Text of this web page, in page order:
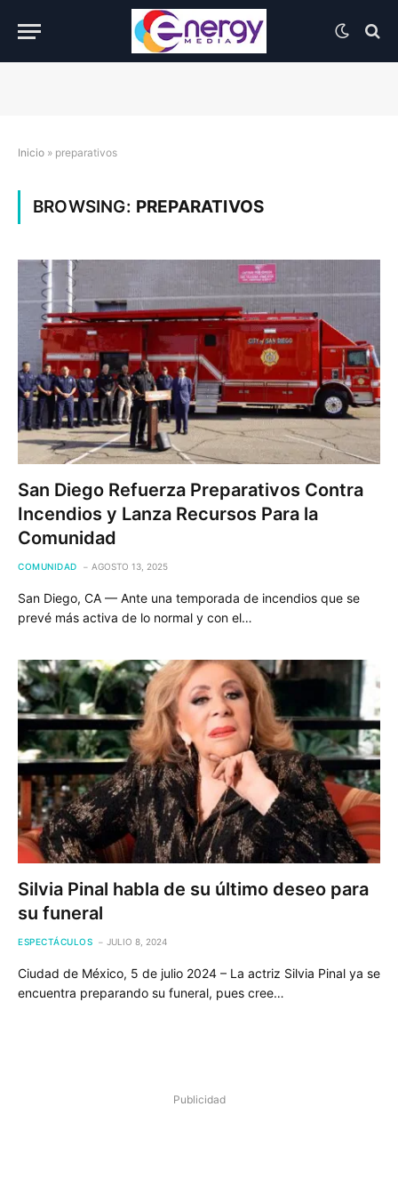
Inicio » preparativos
BROWSING: PREPARATIVOS
San Diego Refuerza Preparativos Contra
Incendios y Lanza Recursos Para la
Comunidad
COMUNIDAD AGOSTO 13, 2025
San Diego, CA — Ante una temporada de incendios que se
prevé más activa de lo normal y con el…
Silvia Pinal habla de su último deseo para
su funeral
ESPECTÁCULOS JULIO 8, 2024
Ciudad de México, 5 de julio 2024 – La actriz Silvia Pinal ya se
encuentra preparando su funeral, pues cree…
Publicidad